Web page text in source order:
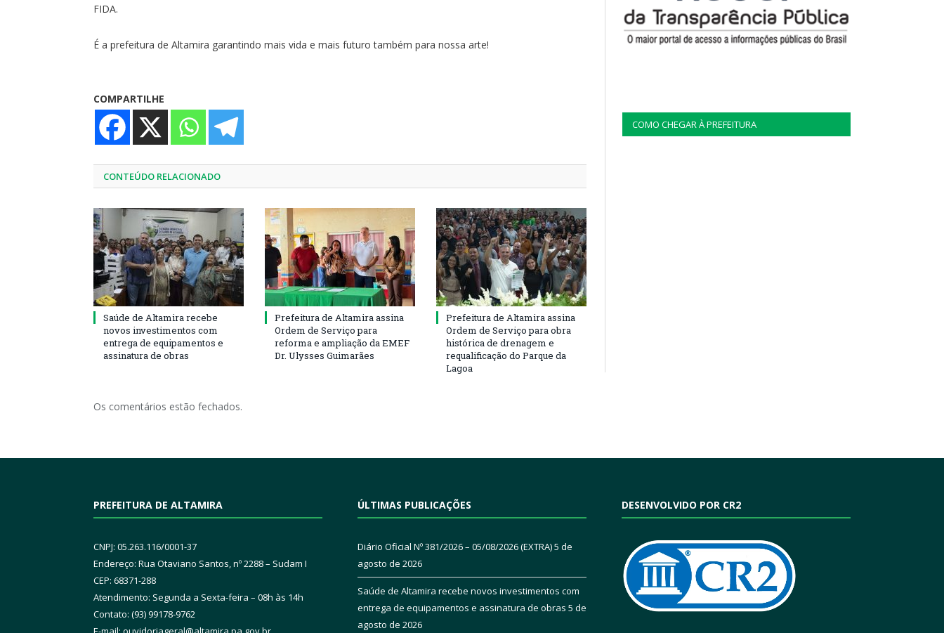
FIDA.
É a prefeitura de Altamira garantindo mais vida e mais futuro também para nossa arte!
COMPARTILHE
CONTEÚDO RELACIONADO
Saúde de Altamira recebe
novos investimentos com
entrega de equipamentos e
assinatura de obras
Prefeitura de Altamira assina
Ordem de Serviço para
reforma e ampliação da EMEF
Dr. Ulysses Guimarães
Prefeitura de Altamira assina
Ordem de Serviço para obra
histórica de drenagem e
requalificação do Parque da
Lagoa
Os comentários estão fechados.
COMO CHEGAR À PREFEITURA
PREFEITURA DE ALTAMIRA
CNPJ: 05.263.116/0001-37
Endereço: Rua Otaviano Santos, nº 2288 – Sudam I
CEP: 68371-288
Atendimento: Segunda a Sexta-feira – 08h às 14h
Contato: (93) 99178-9762
ÚLTIMAS PUBLICAÇÕES
Diário Oficial Nº 381/2026 – 05/08/2026 (EXTRA)5 de
agosto de 2026
Saúde de Altamira recebe novos investimentos com
entrega de equipamentos e assinatura de obras 5 de
agosto de 2026
DESENVOLVIDO POR CR2